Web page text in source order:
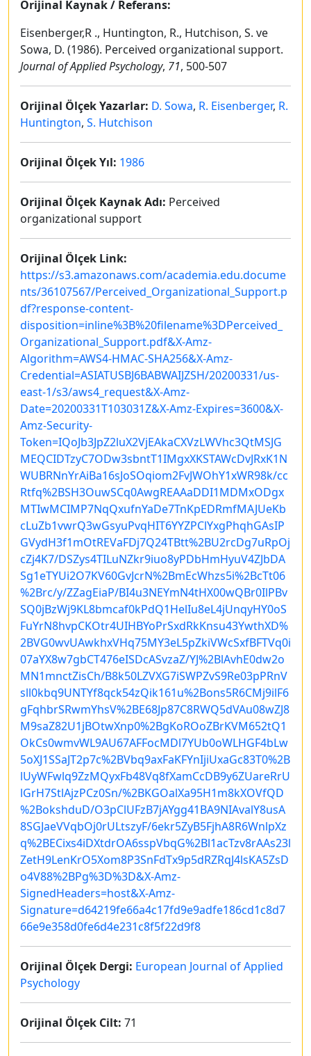
Orijinal Kaynak / Referans:
Eisenberger,R ., Huntington, R., Hutchison, S. ve
Sowa, D. (1986). Perceived organizational support.
Journal of Applied Psychology, 71, 500-507
Orijinal Ölçek Yazarlar: D. Sowa, R. Eisenberger, R.
Huntington, S. Hutchison
Orijinal Ölçek Yıl: 1986
Orijinal Ölçek Kaynak Adı: Perceived
organizational support
Orijinal Ölçek Link:
https://s3.amazonaws.com/academia.edu.docume
nts/36107567/Perceived_Organizational_Support.p
df?response-content-
disposition=inline%3B%20filename%3DPerceived_
Organizational_Support.pdf&X-Amz-
Algorithm=AWS4-HMAC-SHA256&X-Amz-
Credential=ASIATUSBJ6BABWAIJZSH/20200331/us-
east-1/s3/aws4_request&X-Amz-
Date=20200331T103031Z&X-Amz-Expires=3600&X-
Amz-Security-
Token=IQoJb3JpZ2luX2VjEAkaCXVzLWVhc3QtMSJG
MEQCIDTzyC7ODw3sbntT1IMgxXKSTAWcDvJRxK1N
WUBRNnYrAiBa16sJoSOqiom2FvJWOhY1xWR98k/cc
Rtfq%2BSH3OuwSCq0AwgREAAaDDI1MDMxODgx
MTIwMCIMP7NqQxufnYaDe7TnKpEDRmfMAJUeKb
cLuZb1vwrQ3wGsyuPvqHIT6YYZPClYxgPhqhGAsIP
GVydH3f1mOtREVaFDj7Q24TBtt%2BU2rcDg7uRpOj
cZj4K7/DSZys4TILuNZkr9iuo8yPDbHmHyuV4ZJbDA
Sg1eTYUi2O7KV60GvJcrN%2BmEcWhzs5i%2BcTt06
%2Brc/y/ZZagEiaP/BI4u3NEYmN4tHX00wQBr0IlPBv
SQ0jBzWj9KL8bmcaf0kPdQ1HelIu8eL4jUnqyHY0oS
FuYrN8hvpCKOtr4UIHBYoPrSxdRkKnsu43YwthXD%
2BVG0wvUAwkhxVHq75MY3eL5pZkiVWcSxfBFTVq0i
07aYX8w7gbCT476eISDcASvzaZ/YJ%2BlAvhE0dw2o
MN1mnctZisCh/B8k50LZVXG7iSWPZvS9Re03pPRnV
sll0kbq9UNTYf8qck54zQik161u%2Bons5R6CMj9ilF6
gFqhbrSRwmYhsV%2BE68Jp87C8RWQ5dVAu08wZJ8
M9saZ82U1jBOtwXnp0%2BgKoROoZBrKVM652tQ1
OkCs0wmvWL9AU67AFFocMDl7YUb0oWLHGF4bLw
5oXJ1SSaJT2p7c%2BVbq9axFaKFYnIjiUxaGc83T0%2B
lUyWFwlq9ZzMQyxFb48Vq8fXamCcDB9y6ZUareRrU
lGrH7StlAjzPCz0Sn/%2BKGOalXa95H1m8kXOVfQD
%2BokshduD/O3pClUFzB7jAYgg41BA9NIAvalY8usA
8SGJaeVVqbOj0rULtszyF/6ekr5ZyB5FjhA8R6WnlpXz
q%2BECixs4iDXtdrOA6sspVbqG%2Bl1acTzv8rAAs23l
ZetH9LenKrO5Xom8P3SnFdTx9p5dRZRqJ4lsKA5ZsD
o4V88%2BPg%3D%3D&X-Amz-
SignedHeaders=host&X-Amz-
Signature=d64219fe66a4c17fd9e9adfe186cd1c8d7
66e9e358d0fe6d4e231c8f5f22d9f8
Orijinal Ölçek Dergi: European Journal of Applied
Psychology
Orijinal Ölçek Cilt: 71